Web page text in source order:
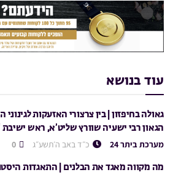
עוד בנושא
גאולה בחיפזון | בין צרצורי האזעקות
הגאון רבי ישעיה שוורץ שליט’א, ראש ישיבת
מערכת ביתר 24 כ״ד באב ה׳תשע״ג
מה מקווה מאגד את הבלנים | התאגדות